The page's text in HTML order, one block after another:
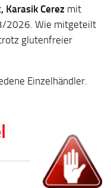
Karasik Cerez mit
2026. Wie mitgeteilt
glutenfreier
Einzelhändler.